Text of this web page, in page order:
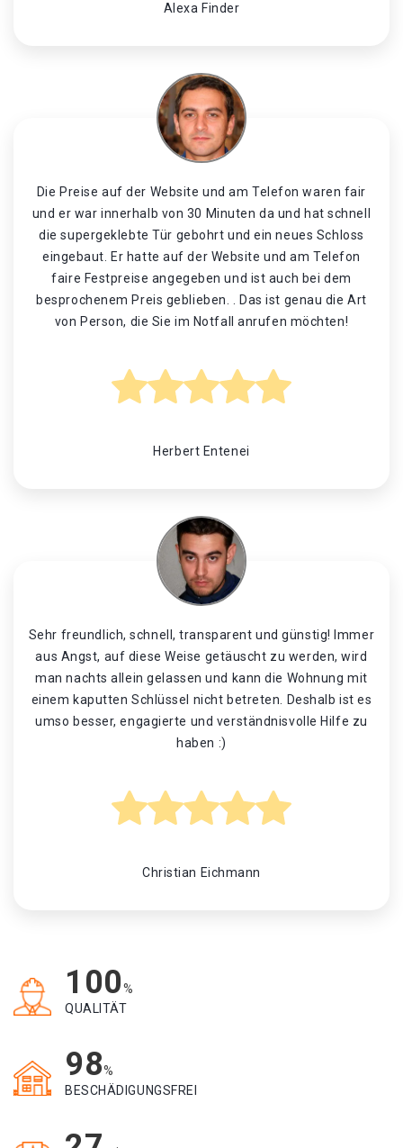
Alexa Finder
Die Preise auf der Website und am Telefon waren fair
und er war innerhalb von 30 Minuten da und hat schnell
die supergeklebte Tür gebohrt und ein neues Schloss
eingebaut. Er hatte auf der Website und am Telefon
faire Festpreise angegeben und ist auch bei dem
besprochenem Preis geblieben. . Das ist genau die Art
von Person, die Sie im Notfall anrufen möchten!
Herbert Entenei
Sehr freundlich, schnell, transparent und günstig! Immer
aus Angst, auf diese Weise getäuscht zu werden, wird
man nachts allein gelassen und kann die Wohnung mit
einem kaputten Schlüssel nicht betreten. Deshalb ist es
umso besser, engagierte und verständnisvolle Hilfe zu
haben :)
Christian Eichmann
100%
QUALITÄT
98%
BESCHÄDIGUNGSFREI